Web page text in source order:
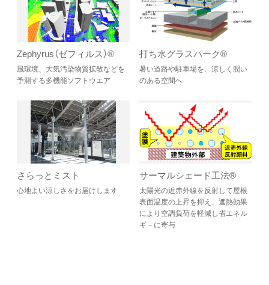
Zephyrus（ゼフィルス）®
風環境、大気汚染物質拡散などを
予測する多機能ソフトウエア
打ち水グラスパーク®
暑い道路や駐車場を、涼しく潤い
のある空間へ
さらっとミスト
心地よい涼しさをお届けします
サーマルシェード工法®
太陽光の近赤外線を反射して屋根
表面温度の上昇を抑え、遮熱効果
により空調負荷を軽減し省エネル
ギ－に寄与